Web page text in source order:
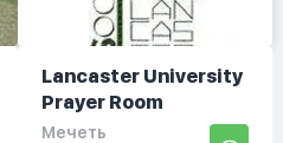
Lancaster University
Prayer Room
Мечеть